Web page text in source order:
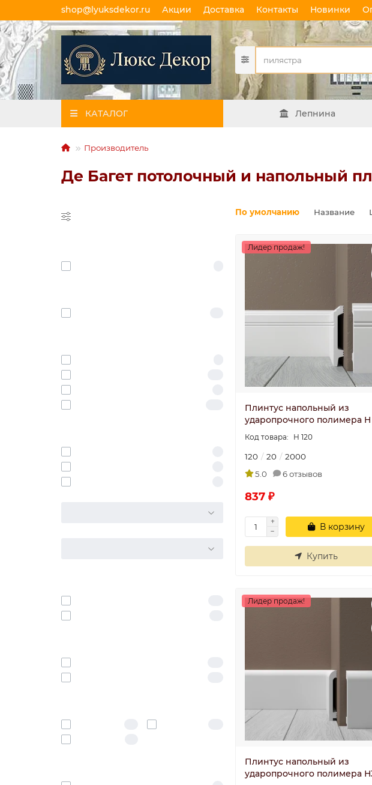
shop@lyuksdekor.ru Акции Доставка Контакты Новинки
КАТАЛОГ Лепнина
Производитель
Де Багет потолочный и напольный
По умолчанию Название
Лидер продаж!
Плинтус напольный из
ударопрочного полимера H
Н 120
120 20
2000
5.0
6 отзывов
837 ₽
В корзину
Купить
Лидер продаж!
Плинтус напольный из
ударопрочного полимера